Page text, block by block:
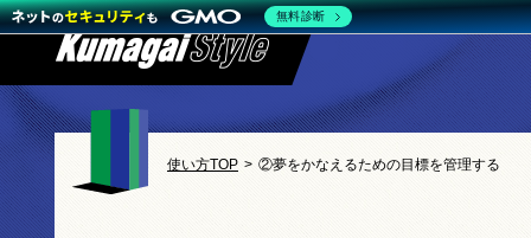
使い方TOP > ②夢をかなえるための目標を管理する
無料診断